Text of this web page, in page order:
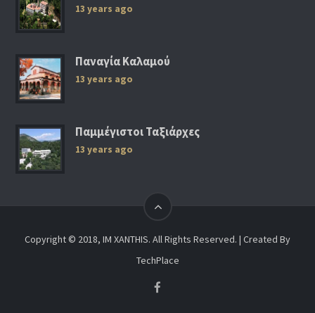
13 years ago
Παναγία Καλαμού
13 years ago
Παμμέγιστοι Ταξιάρχες
13 years ago
Copyright © 2018, IM XANTHIS. All Rights Reserved. | Created By
TechPlace